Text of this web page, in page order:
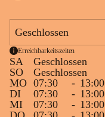
Geschlossen
Erreichbarkeitszeiten
SA
Geschlossen
SO
Geschlossen
MO 07:30 - 13:00
DI
07:30 - 13:00
MI
07:30 - 13:00